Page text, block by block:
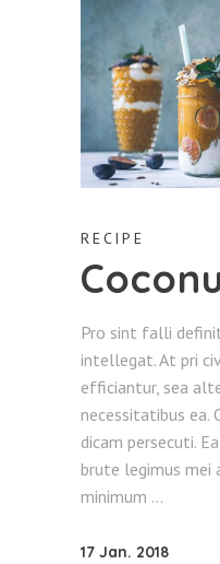
RECIPE
Pro sint falli
intellegat. At pri
efficiantur, sea
necessitatibus ea.
dicam persecuti.
brute legimus mei
minimum
17 Jan. 2018